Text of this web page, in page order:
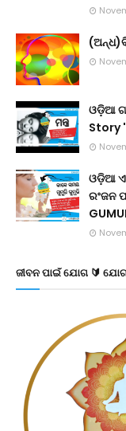
ଓଡ଼ିଆ
Story
ଓଡ଼ିଆ
ରଂଜନ
ଜୀବନ ପାଇଁ ଯୋଗ 🔰